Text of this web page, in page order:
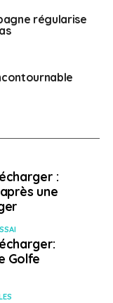
régularise
:
une
Golfe